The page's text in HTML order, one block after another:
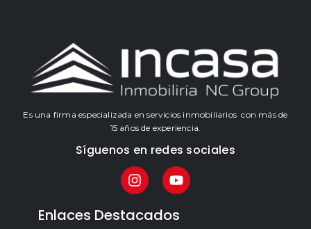
Es una firma especializada en servicios inmobiliarios con más de
15 años de experiencia.
Síguenos en redes sociales
Enlaces Destacados